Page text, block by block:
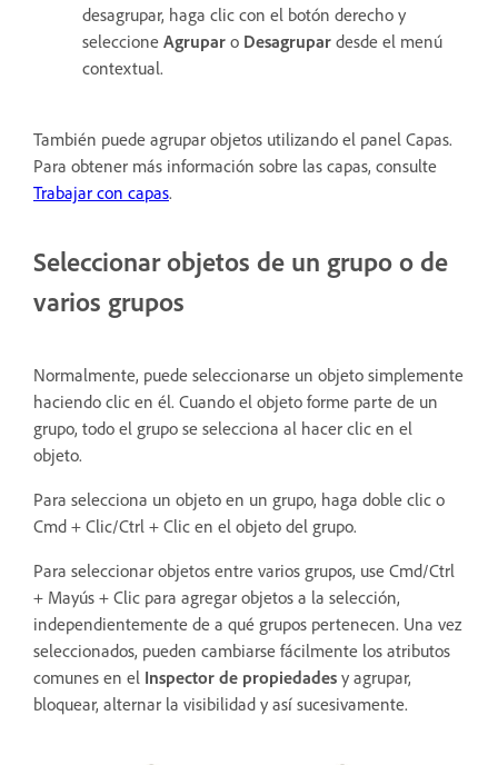
desagrupar, haga clic con el botón derecho y
seleccione Agrupar o Desagrupar desde el menú
contextual.
También puede agrupar objetos utilizando el panel Capas.
Para obtener más información sobre las capas, consulte
Trabajar con capas.
Seleccionar objetos de un grupo o de
varios grupos
Normalmente, puede seleccionarse un objeto simplemente
haciendo clic en él. Cuando el objeto forme parte de un
grupo, todo el grupo se selecciona al hacer clic en el
objeto.
Para selecciona un objeto en un grupo, haga doble clic o
Cmd + Clic/Ctrl + Clic en el objeto del grupo.
Para seleccionar objetos entre varios grupos, use Cmd/Ctrl
+ Mayús + Clic para agregar objetos a la selección,
independientemente de a qué grupos pertenecen. Una vez
seleccionados, pueden cambiarse fácilmente los atributos
comunes en el Inspector de propiedades y agrupar,
bloquear, alternar la visibilidad y así sucesivamente.